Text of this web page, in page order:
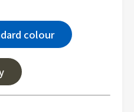
colour